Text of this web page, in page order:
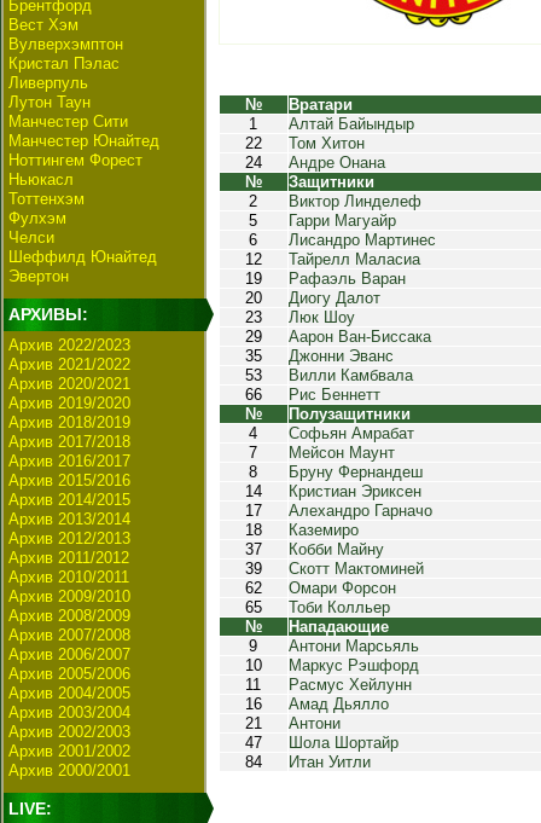
Брентфорд
Вест Хэм
Вулверхэмптон
Кристал Пэлас
Ливерпуль
Лутон Таун
Манчестер Сити
Манчестер Юнайтед
Ноттингем Форест
Ньюкасл
Тоттенхэм
Фулхэм
Челси
Шеффилд Юнайтед
Эвертон
АРХИВЫ:
Архив 2022/2023
Архив 2021/2022
Архив 2020/2021
Архив 2019/2020
Архив 2018/2019
Архив 2017/2018
Архив 2016/2017
Архив 2015/2016
Архив 2014/2015
Архив 2013/2014
Архив 2012/2013
Архив 2011/2012
Архив 2010/2011
Архив 2009/2010
Архив 2008/2009
Архив 2007/2008
Архив 2006/2007
Архив 2005/2006
Архив 2004/2005
Архив 2003/2004
Архив 2002/2003
Архив 2001/2002
Архив 2000/2001
LIVE:
№
Вратари
1
Алтай Байындыр
22
Том Хитон
24
Андре Онана
№
Защитники
2
Виктор Линделеф
5
Гарри Магуайр
6
Лисандро Мартинес
12
Тайрелл Маласиа
19
Рафаэль Варан
20
Диогу Далот
23
Люк Шоу
29
Аарон Ван-Биссака
35
Джонни Эванс
53
Вилли Камбвала
66
Рис Беннетт
№
Полузащитники
4
Софьян Амрабат
7
Мейсон Маунт
8
Бруну Фернандеш
14
Кристиан Эриксен
17
Алехандро Гарначо
18
Каземиро
37
Кобби Майну
39
Скотт Мактоминей
62
Омари Форсон
65
Тоби Колльер
№
Нападающие
9
Антони Марcьяль
10
Маркус Рэшфорд
11
Расмус Хейлунн
16
Амад Дьялло
21
Антони
47
Шола Шортайр
84
Итан Уитли